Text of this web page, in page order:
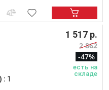
: 1
1 517 р.
2 862
-47%
есть на
складе